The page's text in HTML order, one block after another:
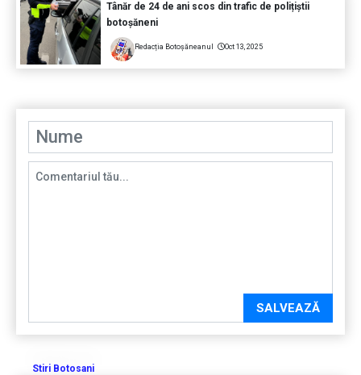
Tânăr de 24 de ani scos din trafic de polițiștii
botoșăneni
Redacția Botoșăneanul Oct 13, 2025
SALVEAZĂ
Stiri Botosani